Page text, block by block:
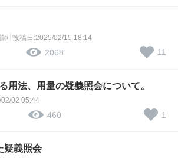
投稿日:2025/02/15 18:14
2068 11
用法、用量の疑義照会について。
02 05:44
460 1
疑義照会